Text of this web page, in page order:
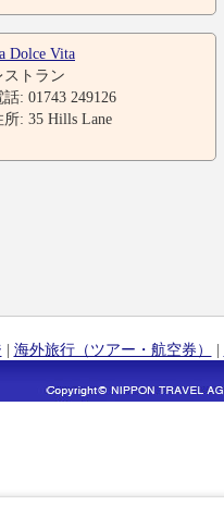
Dolce Vita
ストラン
話: 01743 249126
所: 35 Hills Lane
| 海外旅行（ツアー・航空券） |